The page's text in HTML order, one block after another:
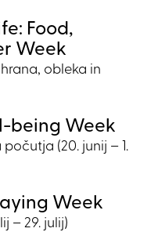
Food,
Week
obleka in
being Week
(20. junij – 1.
Week
– 29. julij)